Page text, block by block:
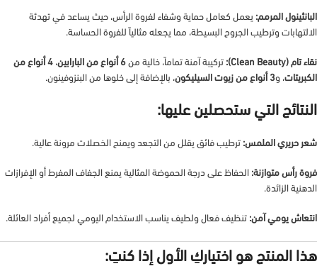
البانثينول المرمم: يعمل كعامل حماية وشفاء لفروة الرأس، حيث يساعد في تهدئة
الالتهابات وترطيب الجروح البسيطة، مما يجعله مثالياً للفروة الحساسة.
نقاء تام (Clean Beauty): تركيبة آمنة تماماً، خالية من 6 أنواع من البارابين ،
4 أنواع من
الكبريتات، و3 أنواع من زيوت السيليكون ، بالإضافة إلى خلوها من البنزوفينون.
النتائج التي ستحصلين عليها:
شعر حريري الملمس: ترطيب فائق يقلل من التجعد ويمنح الخصلات مرونة عالية.
فروة رأس متوازنة: الحفاظ على درجة الحموضة المثالية يمنع الجفاف المفرط أو الإفرازات
الدهنية الزائدة.
انتعاش يومي آمن: تنظيف فعال ولطيف يناسب الاستخدام اليومي لجميع أفراد العائلة.
هذا المنتج هو اختياركِ الأول إذا كنتِ: